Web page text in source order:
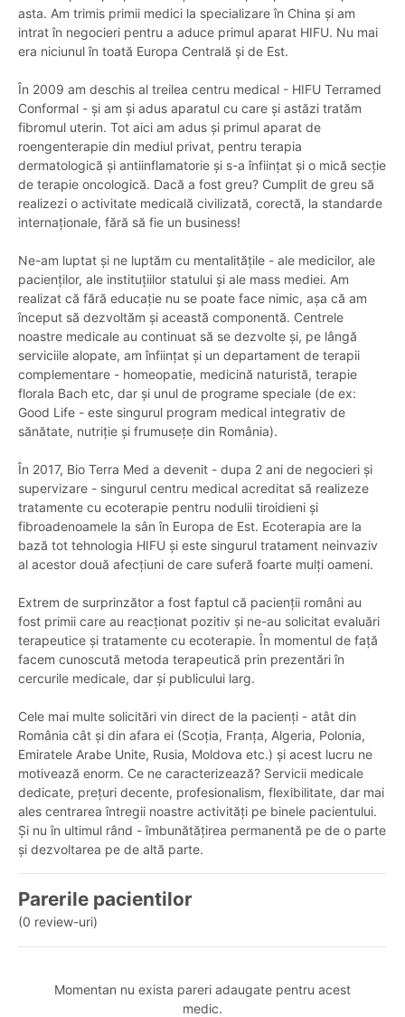
asta. Am trimis primii medici la specializare în China și am
intrat în negocieri pentru a aduce primul aparat HIFU. Nu mai
era niciunul în toată Europa Centrală și de Est.
În 2009 am deschis al treilea centru medical - HIFU Terramed
Conformal - și am și adus aparatul cu care și astăzi tratăm
fibromul uterin. Tot aici am adus și primul aparat de
roengenterapie din mediul privat, pentru terapia
dermatologică și antiinflamatorie și s-a înființat și o mică secție
de terapie oncologică. Dacă a fost greu? Cumplit de greu să
realizezi o activitate medicală civilizată, corectă, la standarde
internaționale, fără să fie un business!
Ne-am luptat și ne luptăm cu mentalitățile - ale medicilor, ale
pacienților, ale instituțiilor statului și ale mass mediei. Am
realizat că fără educație nu se poate face nimic, așa că am
început să dezvoltăm și această componentă. Centrele
noastre medicale au continuat să se dezvolte și, pe lângă
serviciile alopate, am înființat și un departament de terapii
complementare - homeopatie, medicină naturistă, terapie
florala Bach etc, dar și unul de programe speciale (de ex:
Good Life - este singurul program medical integrativ de
sănătate, nutriție și frumusețe din România).
În 2017, Bio Terra Med a devenit - dupa 2 ani de negocieri și
supervizare - singurul centru medical acreditat să realizeze
tratamente cu ecoterapie pentru nodulii tiroidieni și
fibroadenoamele la sân în Europa de Est. Ecoterapia are la
bază tot tehnologia HIFU și este singurul tratament neinvaziv
al acestor două afecțiuni de care suferă foarte mulți oameni.
Extrem de surprinzător a fost faptul că pacienții români au
fost primii care au reacționat pozitiv și ne-au solicitat evaluări
terapeutice și tratamente cu ecoterapie. În momentul de față
facem cunoscută metoda terapeutică prin prezentări în
cercurile medicale, dar și publicului larg.
Cele mai multe solicitări vin direct de la pacienți - atât din
România cât și din afara ei (Scoția, Franța, Algeria, Polonia,
Emiratele Arabe Unite, Rusia, Moldova etc.) și acest lucru ne
motivează enorm. Ce ne caracterizează? Servicii medicale
dedicate, prețuri decente, profesionalism, flexibilitate, dar mai
ales centrarea întregii noastre activități pe binele pacientului.
Și nu în ultimul rând - îmbunătățirea permanentă pe de o parte
și dezvoltarea pe de altă parte.
Parerile pacientilor
(0 review-uri)
Momentan nu exista pareri adaugate pentru acest
medic.